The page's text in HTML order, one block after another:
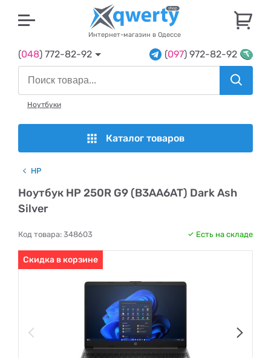
Интернет-магазин в Одессе
(048) 772-82-92 (097) 972-82-92
Ноутбуки
Каталог товаров
HP
Ноутбук HP 250R G9 (B3AA6AT) Dark Ash
Silver
Код товара: 348603 Есть на складе
Скидка в корзине